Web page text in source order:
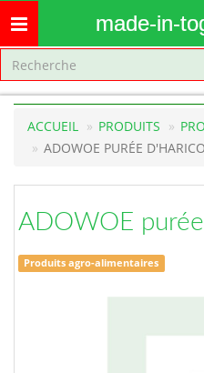
Toggle
navigation
made-in-
ACCUEIL PRODUITS
ADOWOE PURÉE
ADOWOE
Produits agro-alimentaires